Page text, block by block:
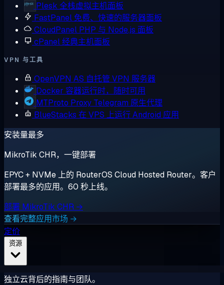
Plesk 全栈虚拟主机面板
FastPanel 免费、快速的服务器面板
CloudPanel PHP 与 Node.js 面板
cPanel经典主机面板
VPN 与工具
OpenVPN AS 自托管 VPN 服务器
Docker 容器运行时，随时可用
MTProto Proxy Telegram 原生代理
BlueStacks 在 VPS 上运行 Android 应用
安装量最多
MikroTik CHR，一键部署
EPYC + NVMe 上的 RouterOS Cloud Hosted Router。客户
部署最多的应用。60 秒上线。
部署 MikroTik CHR →
查看完整应用市场 →
定价
独立云背后的指南与团队。